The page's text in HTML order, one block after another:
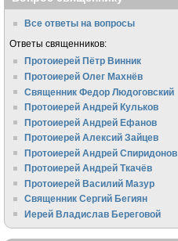
Все ответы на вопросы
Ответы священников:
Протоиерей Пётр Винник
Протоиерей Олег Махнёв
Священник Федор Людоговский
Протоиерей Андрей Кульков
Протоиерей Андрей Ефанов
Протоиерей Алексий Зайцев
Протоиерей Андрей Спиридонов
Протоиерей Андрей Ткачёв
Протоиерей Василий Мазур
Священник Сергий Бегиян
Иерей Владислав Береговой